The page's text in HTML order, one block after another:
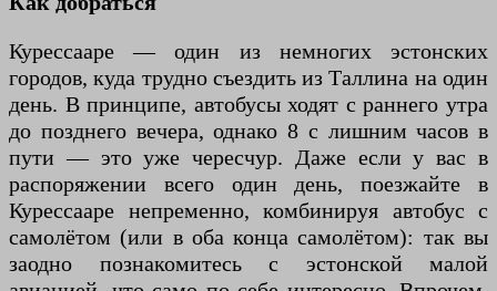
Курессааре — один из немногих эстонских
городов, куда трудно съездить из Таллина на один
день. В принципе, автобусы ходят с раннего утра
до позднего вечера, однако 8 с лишним часов в
пути — это уже чересчур. Даже если у вас в
распоряжении всего один день, поезжайте в
Курессааре непременно, комбинируя автобус с
самолётом (или в оба конца самолётом): так вы
заодно познакомитесь с эстонской малой